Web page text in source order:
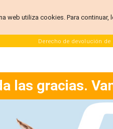
las gracias.
Derecho de devolución de
web utiliza cookies. Para continuar,